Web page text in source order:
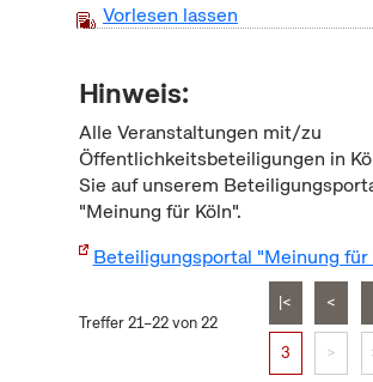
Vorlesen lassen
Hinweis:
Alle Veranstaltungen mit/zu
Öffentlichkeitsbeteiligungen in
Sie auf unserem
"Meinung für Köln".
Beteiligungsportal "Meinung für
Treffer 21–22 von 22
|< <
3 >